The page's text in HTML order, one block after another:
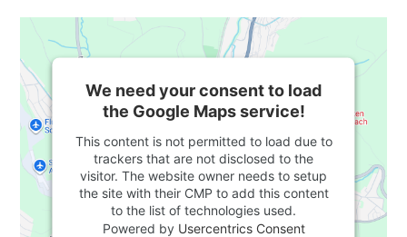
We need your consent to load
the Google Maps service!
This content is not permitted to load due to
trackers that are not disclosed to the
visitor. The website owner needs to setup
the site with their CMP to add this content
to the list of technologies used.
Powered by Usercentrics Consent